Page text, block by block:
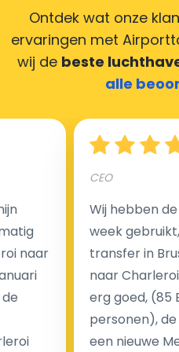
Hoeveel kost een
luchthaventaxi's is een
tegenstelling tot
brengen wij u geen extra
nachtrit.
We hebben geen
wachttijd als uw vlucht
Kijk op onze website voor
Ontdek wat onze
ervaringen met
wij de beste
alle
naar
CEO
Wij hebben
week
transfer in
naar
erg goed, (85
personen),
een nieuwe